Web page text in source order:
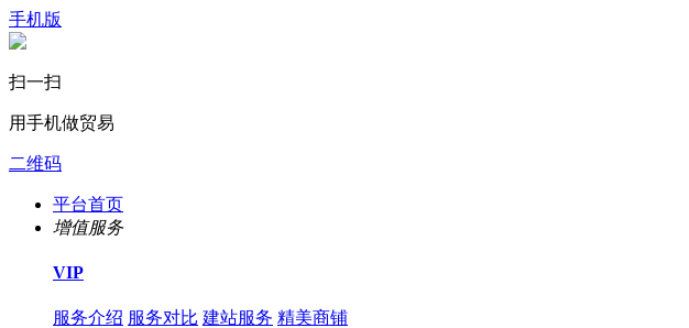
手机版
扫一扫
用手机做贸易
二维码
平台首页
增值服务
VIP
服务介绍 服务对比 建站服务 精美商铺